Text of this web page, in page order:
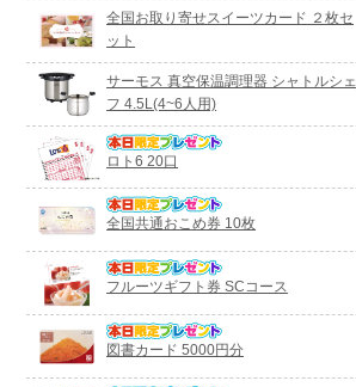
全国お取り寄せスイーツカード ２枚セ
ット
サーモス 真空保温調理器 シャトルシェ
フ 4.5L(4~6人用)
ロト6 20口
全国共通おこめ券 10枚
フルーツギフト券 SCコース
図書カード 5000円分